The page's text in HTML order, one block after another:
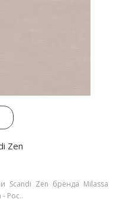
Zen
Scandi Zen бренда Milassa
Рос..